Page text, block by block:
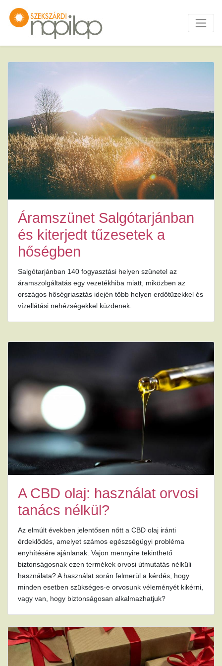
Áramszünet Salgótarjánban
és kiterjedt tűzesetek a
hőségben
Salgótarjánban 140 fogyasztási helyen szünetel az
áramszolgáltatás egy vezetékhiba miatt, miközben az
országos hőségriasztás idején több helyen erdőtüzekkel és
vízellátási nehézségekkel küzdenek.
A CBD olaj: használat orvosi
tanács nélkül?
Az elmúlt években jelentősen nőtt a CBD olaj iránti
érdeklődés, amelyet számos egészségügyi probléma
enyhítésére ajánlanak. Vajon mennyire tekinthető
biztonságosnak ezen termékek orvosi útmutatás nélküli
használata? A használat során felmerül a kérdés, hogy
minden esetben szükséges-e orvosunk véleményét kikérni,
vagy van, hogy biztonságosan alkalmazhatjuk?